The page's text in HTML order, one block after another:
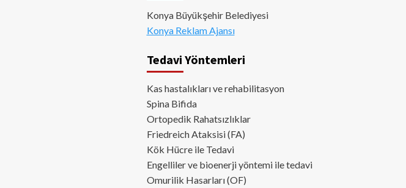
Konya Büyükşehir Belediyesi
Konya Reklam Ajansı
Tedavi Yöntemleri
Kas hastalıkları ve rehabilitasyon
Spina Bifida
Ortopedik Rahatsızlıklar
Friedreich Ataksisi (FA)
Kök Hücre ile Tedavi
Engelliler ve bioenerji yöntemi ile tedavi
Omurilik Hasarları (OF)